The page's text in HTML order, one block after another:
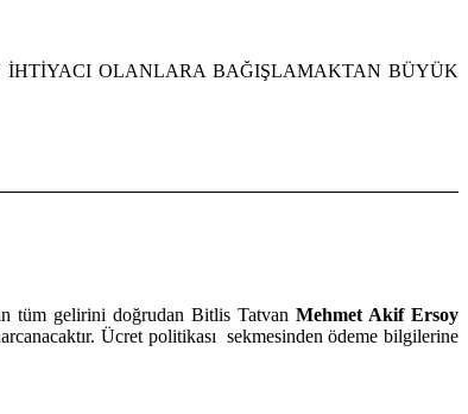
İHTİYACI OLANLARA BAĞIŞLAMAKTAN BÜYÜK
tüm gelirini doğrudan Bitlis Tatvan Mehmet Akif Ersoy
Ücret politikası sekmesinden ödeme bilgilerine